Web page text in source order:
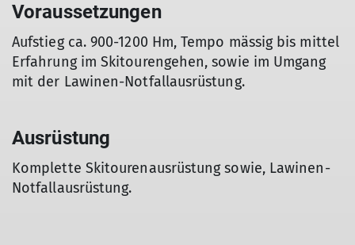
Voraussetzungen
Aufstieg ca. 900-1200 Hm, Tempo mässig bis mittel
Erfahrung im Skitourengehen, sowie im Umgang
mit der Lawinen-Notfallausrüstung.
Ausrüstung
Komplette Skitourenausrüstung sowie, Lawinen-
Notfallausrüstung.